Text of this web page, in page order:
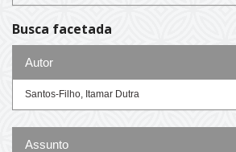
Busca facetada
Autor
Santos-Filho, Itamar Dutra
Assunto